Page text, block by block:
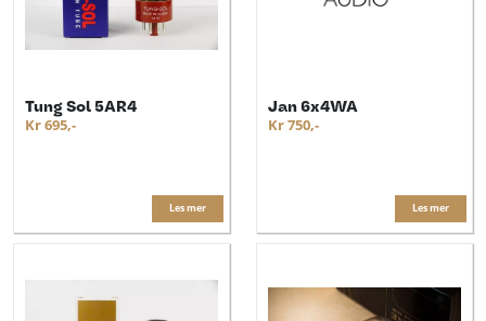
Tung Sol 5AR4
Kr 695,-
Les mer
Jan 6x4WA
Kr 750,-
Les mer